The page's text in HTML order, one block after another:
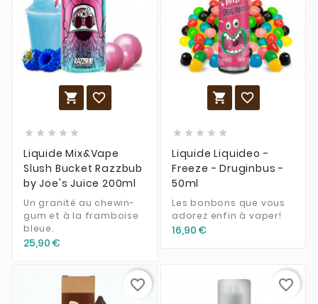
 
    
Liquide Mix&Vape
Slush Bucket Razzbub
by Joe's Juice 200ml
Un granité au chewin-
gum et à la framboise
bleue.
25,90 €
 
    
Liquide Liquideo -
Freeze - Druginbus -
50ml
Les bonbons que vous
adorez enfin à vaper!
16,90 €
favorite_border favorite_border